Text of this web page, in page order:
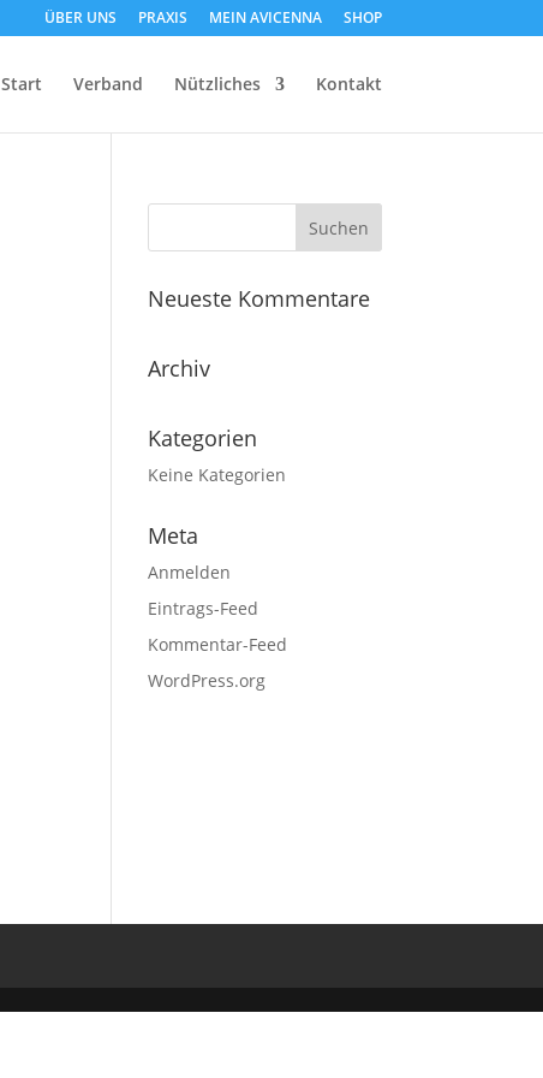
ÜBER UNS PRAXIS MEIN AVICENNA SHOP
Start Verband Nützliches Kontakt
Neueste Kommentare
Archiv
Kategorien
Keine Kategorien
Meta
Anmelden
Eintrags-Feed
Kommentar-Feed
WordPress.org